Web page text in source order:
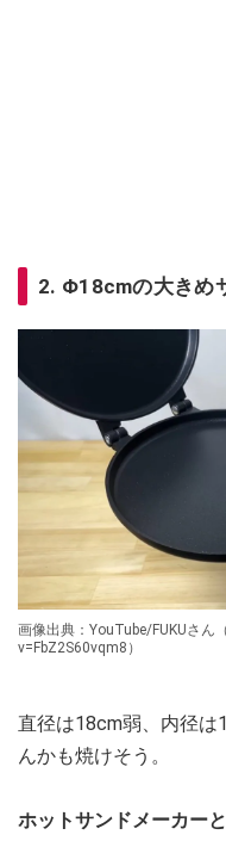
2. Φ18cmの大きめ
画像出典：YouTube/FUKUさ
v=FbZ2S60vqm8）
直径は18cm弱、内径は
んかも焼けそう。
ホットサンドメーカー